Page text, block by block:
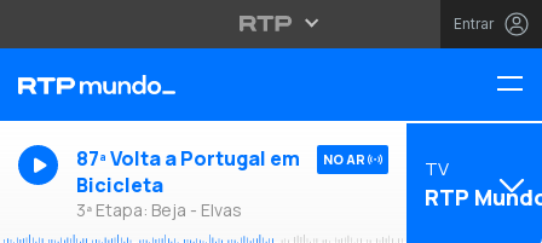
Entrar
87ª Volta a Portugal em
Bicicleta
3ª Etapa: Beja - Elvas
NO AR TV
RTP